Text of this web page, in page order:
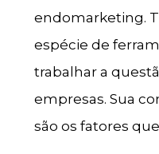
endomarketing.
espécie de
trabalhar a
empresas. Sua
são os fatores